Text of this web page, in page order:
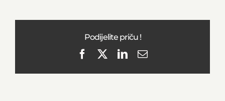
Podijelite priču !
FacebookLinkedIn
Email